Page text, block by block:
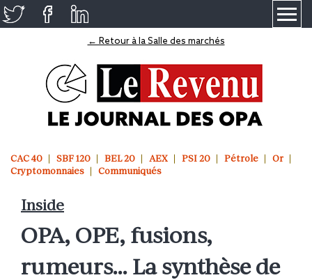
← Retour à la Salle des marchés
CAC 40 SBF 120 BEL 20 AEX PSI 20 Pétrole
Or
Cryptomonnaies
Communiqués
Inside
OPA, OPE, fusions,
rumeurs… La synthèse de